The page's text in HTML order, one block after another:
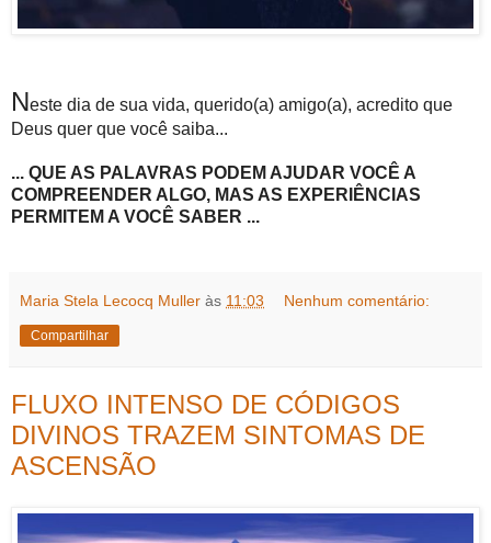
Neste dia de sua vida, querido(a) amigo(a), acredito que
Deus quer que você saiba...
... QUE AS PALAVRAS PODEM AJUDAR VOCÊ A
COMPREENDER ALGO, MAS AS EXPERIÊNCIAS
PERMITEM A VOCÊ SABER ...
Maria Stela Lecocq Muller às 11:03 Nenhum comentário:
Compartilhar
FLUXO INTENSO DE CÓDIGOS
DIVINOS TRAZEM SINTOMAS DE
ASCENSÃO